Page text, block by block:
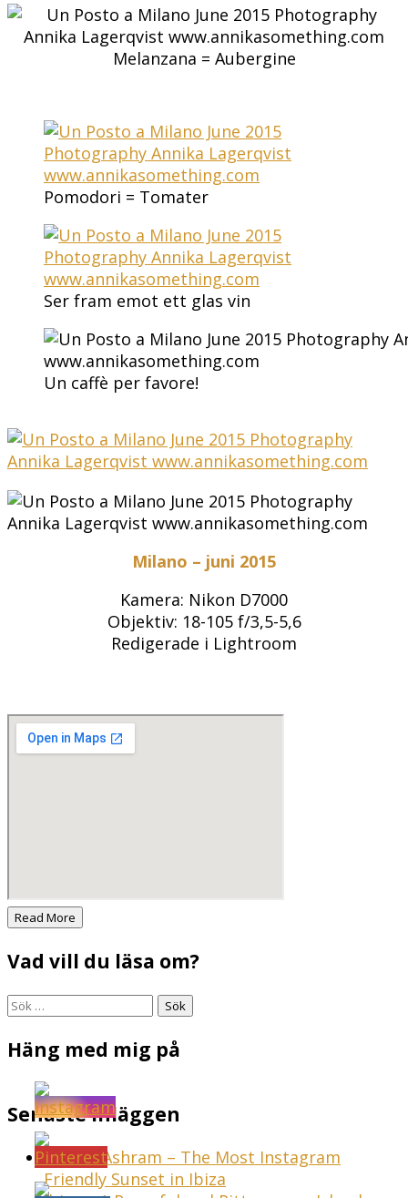
Melanzana = Aubergine
Pomodori = Tomater
Ser fram emot ett glas vin
Un caffè per favore!
Milano – juni 2015
Kamera: Nikon D7000
Objektiv: 18-105 f/3,5-5,6
Redigerade i Lightroom
Read More
Vad vill du läsa om?
Sök
Häng med mig på
Senaste inläggen
Sunset Ashram – The Most Instagram
Friendly Sunset in Ibiza